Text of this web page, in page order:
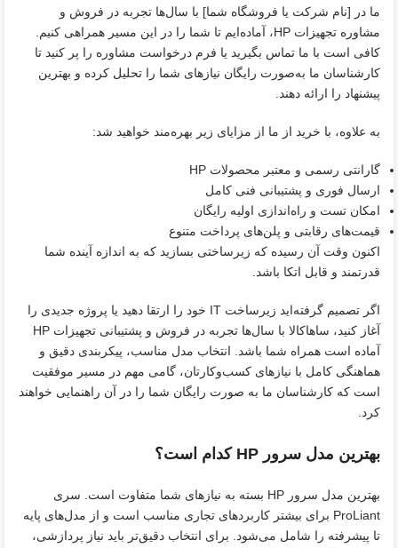
ما در [نام شرکت یا فروشگاه شما] با سال‌ها تجربه در فروش و
مشاوره تجهیزات HP، آماده‌ایم تا شما را در این مسیر همراهی کنیم.
کافی است با ما تماس بگیرید یا فرم درخواست مشاوره را پر کنید تا
کارشناسان ما به‌صورت رایگان نیازهای شما را تحلیل کرده و بهترین
پیشنهاد را ارائه دهند.
به علاوه، با خرید از ما از مزایای زیر بهره‌مند خواهید شد:
گارانتی رسمی و معتبر محصولات HP
ارسال فوری و پشتیبانی فنی کامل
امکان تست و راه‌اندازی اولیه رایگان
قیمت‌های رقابتی و پلن‌های پرداخت متنوع
اکنون وقت آن رسیده که زیرساختی بسازید که به اندازه آینده‌ شما
قدرتمند و قابل اتکا باشد.
اگر تصمیم گرفته‌اید زیرساخت IT خود را ارتقا دهید یا پروژه جدیدی را
آغاز کنید، ساهاکالا با سال‌ها تجربه در فروش و پشتیبانی تجهیزات HP
آماده است همراه شما باشد. انتخاب مدل مناسب، پیکربندی دقیق و
هماهنگی کامل با نیازهای کسب‌وکارتان، گامی مهم در مسیر موفقیت
است که کارشناسان ما به صورت رایگان شما را در آن راهنمایی خواهند
کرد.
بهترین مدل سرور HP کدام است؟
بهترین مدل سرور HP بسته به نیازهای شما متفاوت است. سری
ProLiant برای بیشتر کاربردهای تجاری مناسب است و از مدل‌های پایه
تا پیشرفته را شامل می‌شود. برای انتخاب دقیق‌تر باید نیاز پردازشی،